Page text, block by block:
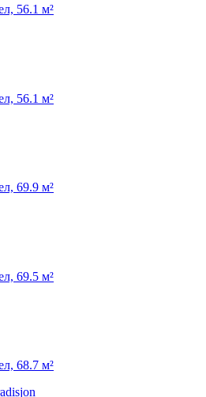
56.1 м²
56.1 м²
69.9 м²
69.5 м²
68.7 м²